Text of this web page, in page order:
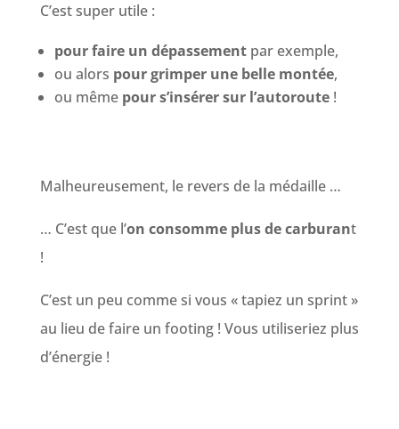
C’est super utile :
pour faire un dépassementpar exemple,
ou alors pour grimper une belle montée,
ou même pour s’insérer sur l’autoroute!
Malheureusement, le revers de la médaille …
… C’est que l’on consomme plus de carburant
!
C’est un peu comme si vous « tapiez un sprint »
au lieu de faire un footing ! Vous utiliseriez plus
d’énergie !